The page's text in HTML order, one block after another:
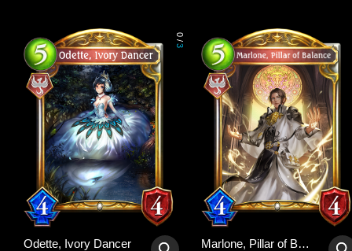
0
/
3
Odette, Ivory Dancer Marlone, Pillar of Balance